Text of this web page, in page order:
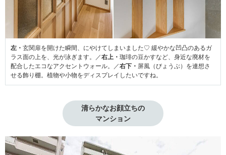
左・ 玄関扉を開けた瞬間、にやけてしまいました♡ 緩やかな凹凸のあるガ
ラス面の上を、光が泳ぎます。／右上・ 珈琲の豆かすなど、身近な廃材を
配合したエコなアクセントウォール。／右下・ 屏風（びょうぶ）を連想さ
せる飾り棚。植物や小物をディスプレイしたいですね。
清らかなお顔立ちの
マンション